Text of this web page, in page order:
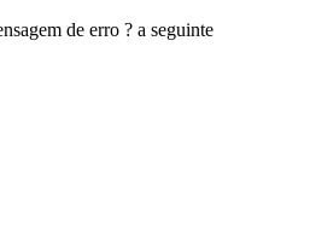
de erro ? a seguinte